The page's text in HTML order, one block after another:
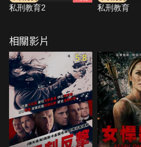
私刑教育2 私刑教育
相關影片
5.8